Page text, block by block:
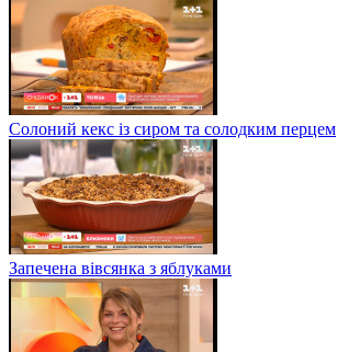
Солоний кекс із сиром та солодким перцем
Запечена вівсянка з яблуками